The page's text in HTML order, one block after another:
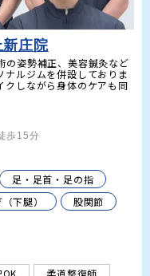
庄院
の姿勢補正、美容鍼灸など
ナルジムを併設しておりま
クしながら身体のケアも同
歩15分
足・足首・足の指
下腿）
股関節
柔道整復師